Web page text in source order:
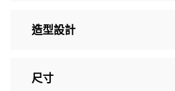
造型設計
尺寸